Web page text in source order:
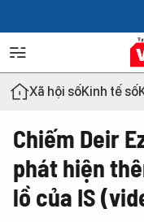
Xã hội sốKinh tế số
Chiếm Deir
phát hiện
lồ của IS